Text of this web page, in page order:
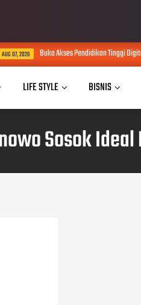
Pendidikan Tinggi Digital, SiberMu Tawarkan
LIFE STYLE BISNIS
Sosok